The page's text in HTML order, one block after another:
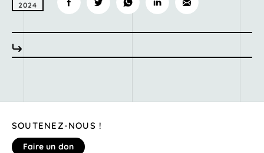
2024
SOUTENEZ-NOUS !
Faire un don